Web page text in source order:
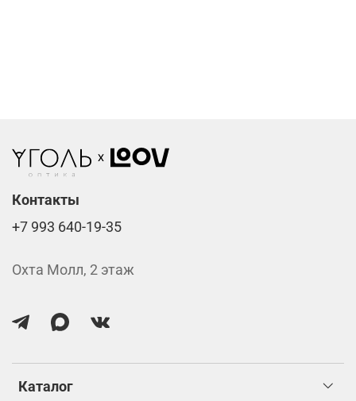
Каталог
Контакты
+7 993 640-19-35
Охта Молл, 2 этаж